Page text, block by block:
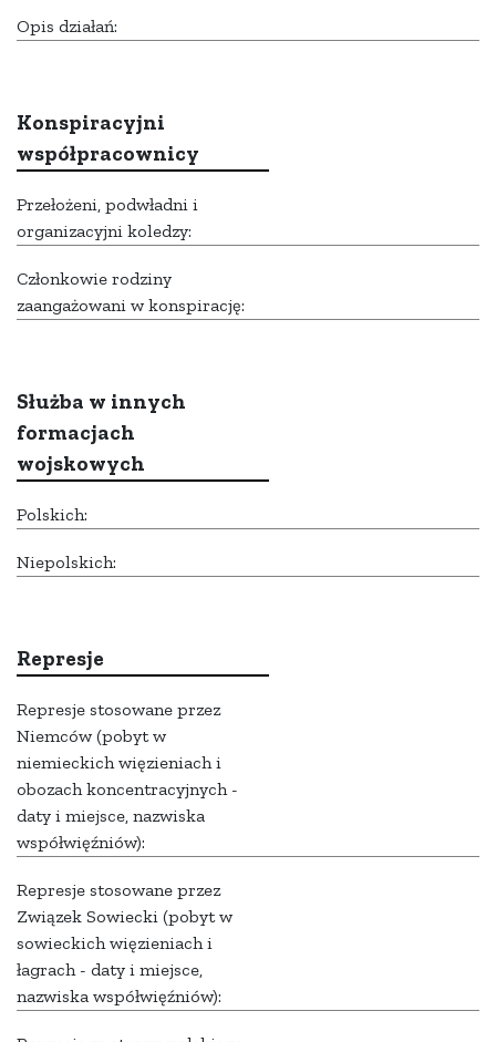
Opis działań:
Konspiracyjni
współpracownicy
Przełożeni, podwładni i
organizacyjni koledzy:
Członkowie rodziny
zaangażowani w konspirację:
Służba w innych
formacjach
wojskowych
Polskich:
Niepolskich:
Represje
Represje stosowane przez
Niemców (pobyt w
niemieckich więzieniach i
obozach koncentracyjnych -
daty i miejsce, nazwiska
współwięźniów):
Represje stosowane przez
Związek Sowiecki (pobyt w
sowieckich więzieniach i
łagrach - daty i miejsce,
nazwiska współwięźniów):